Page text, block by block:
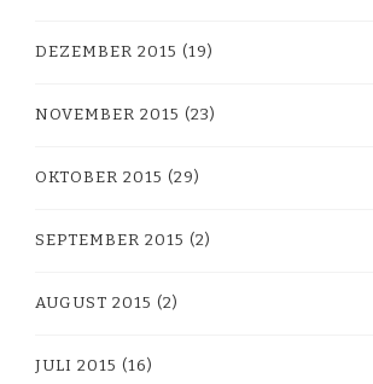
DEZEMBER 2015 (19)
NOVEMBER 2015 (23)
OKTOBER 2015 (29)
SEPTEMBER 2015 (2)
AUGUST 2015 (2)
JULI 2015 (16)